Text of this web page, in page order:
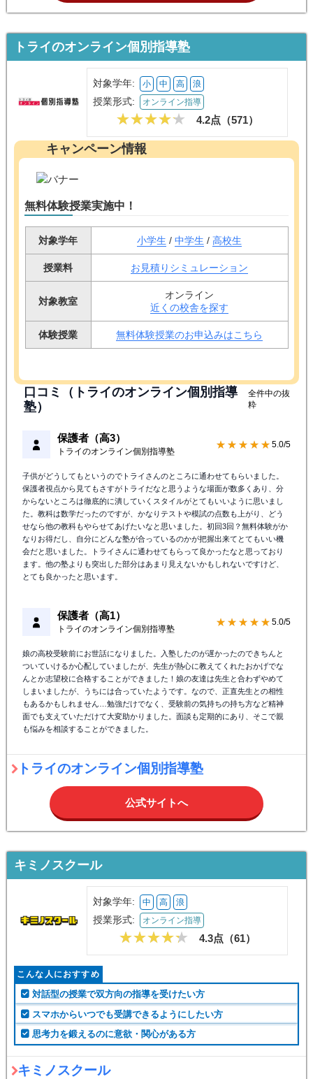
トライのオンライン個別指導塾
対象学年: 小 中 高 浪
授業形式: オンライン指導
4.2点（571）
キャンペーン情報
無料体験授業実施中！
対象学年 小学生 / 中学生 / 高校生
授業料 お見積りシミュレーション
対象教室
オンライン
近くの校舎を探す
体験授業 無料体験授業のお申込みはこちら
口コミ（トライのオンライン個別指導
塾）
全件中の抜
粋
保護者（高3）
トライのオンライン個別指導塾
★★★★★ 5.0/5
子供がどうしてもというのでトライさんのところに通わせてもらいました。
保護者視点から見てもさすがトライだなと思うような場面が数多くあり、分
からないところは徹底的に潰していくスタイルがとてもいいように思いまし
た。教科は数学だったのですが、かなりテストや模試の点数も上がり、どう
せなら他の教科もやらせてあげたいなと思いました。初回3回？無料体験がか
なりお得だし、自分にどんな塾が合っているのかが把握出来てとてもいい機
会だと思いました。トライさんに通わせてもらって良かったなと思っており
ます。他の塾よりも突出した部分はあまり見えないかもしれないですけど、
とても良かったと思います。
保護者（高1）
トライのオンライン個別指導塾
★★★★★ 5.0/5
娘の高校受験前にお世話になりました。入塾したのが遅かったのできちんと
ついていけるか心配していましたが、先生が熱心に教えてくれたおかげでな
んとか志望校に合格することができました！娘の友達は先生と合わずやめて
しまいましたが、うちには合っていたようです。なので、正直先生との相性
もあるかもしれません…勉強だけでなく、受験前の気持ちの持ち方など精神
面でも支えていただけて大変助かりました。面談も定期的にあり、そこで親
も悩みを相談することができました。
トライのオンライン個別指導塾
公式サイトへ
キミノスクール
対象学年: 中 高 浪
授業形式: オンライン指導
4.3点（61）
こんな人におすすめ
対話型の授業で双方向の指導を受けたい方
スマホからいつでも受講できるようにしたい方
思考力を鍛えるのに意欲・関心がある方
キミノスクール